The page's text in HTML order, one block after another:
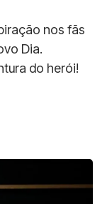
nos fãs
Dia.
do herói!